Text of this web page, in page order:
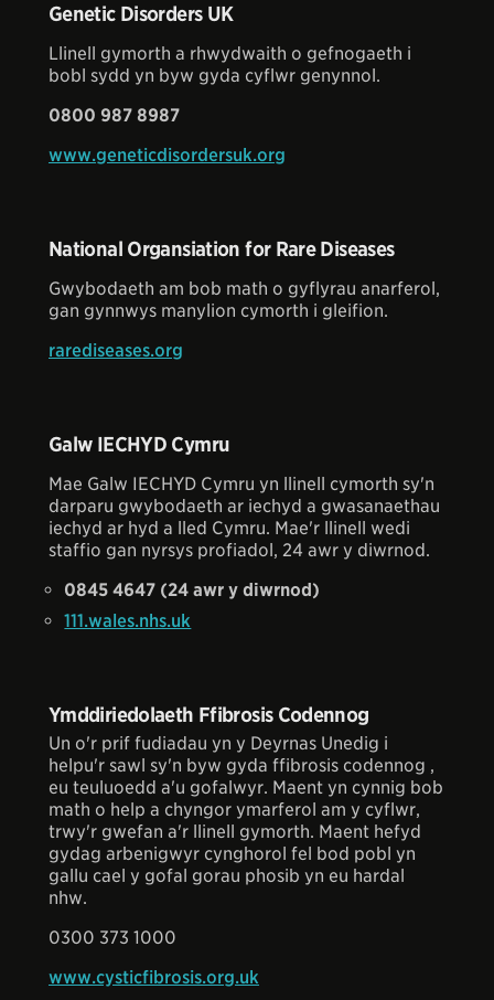
Genetic Disorders UK
Llinell gymorth a rhwydwaith o gefnogaeth i
bobl sydd yn byw gyda cyflwr genynnol.
0800 987 8987
www.geneticdisordersuk.org
National Organsiation for Rare Diseases
Gwybodaeth am bob math o gyflyrau anarferol,
gan gynnwys manylion cymorth i gleifion.
rarediseases.org
Galw IECHYD Cymru
Mae Galw IECHYD Cymru yn llinell cymorth sy'n
darparu gwybodaeth ar iechyd a gwasanaethau
iechyd ar hyd a lled Cymru. Mae'r llinell wedi
staffio gan nyrsys profiadol, 24 awr y diwrnod.
0845 4647 (24 awr y diwrnod)
111.wales.nhs.uk
Ymddiriedolaeth Ffibrosis Codennog
Un o'r prif fudiadau yn y Deyrnas Unedig i
helpu'r sawl sy'n byw gyda ffibrosis codennog ,
eu teuluoedd a'u gofalwyr. Maent yn cynnig bob
math o help a chyngor ymarferol am y cyflwr,
trwy'r gwefan a'r llinell gymorth. Maent hefyd
gydag arbenigwyr cynghorol fel bod pobl yn
gallu cael y gofal gorau phosib yn eu hardal
nhw.
0300 373 1000
www.cysticfibrosis.org.uk